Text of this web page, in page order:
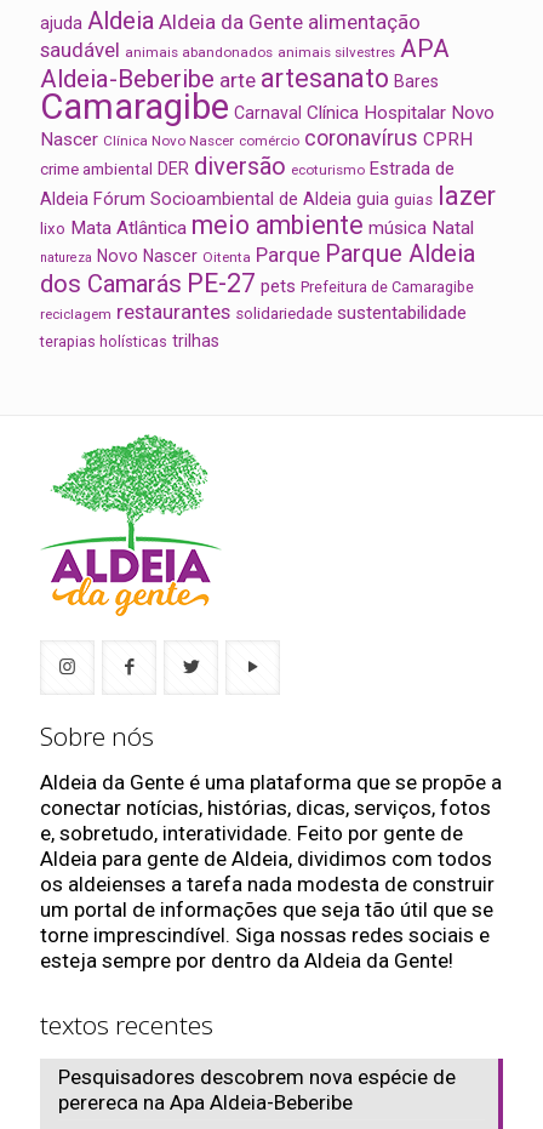
ajuda Aldeia Aldeia da Gente alimentação
saudável animais abandonados animais silvestres APA
Aldeia-Beberibe arte artesanato Bares
Camaragibe Carnaval Clínica Hospitalar Novo
Nascer Clínica Novo Nascer comércio coronavírus CPRH
crime ambiental DER diversão ecoturismo Estrada de
Aldeia Fórum Socioambiental de Aldeia guia guias lazer
lixo Mata Atlântica meio ambiente música Natal
natureza Novo Nascer Oitenta Parque Parque Aldeia
dos Camarás PE-27 pets Prefeitura de Camaragibe
reciclagem restaurantes solidariedade sustentabilidade
terapias holísticas trilhas
Sobre nós
Aldeia da Gente é uma plataforma que se propõe a
conectar notícias, histórias, dicas, serviços, fotos
e, sobretudo, interatividade. Feito por gente de
Aldeia para gente de Aldeia, dividimos com todos
os aldeienses a tarefa nada modesta de construir
um portal de informações que seja tão útil que se
torne imprescindível. Siga nossas redes sociais e
esteja sempre por dentro da Aldeia da Gente!
textos recentes
Pesquisadores descobrem nova espécie de
perereca na Apa Aldeia-Beberibe